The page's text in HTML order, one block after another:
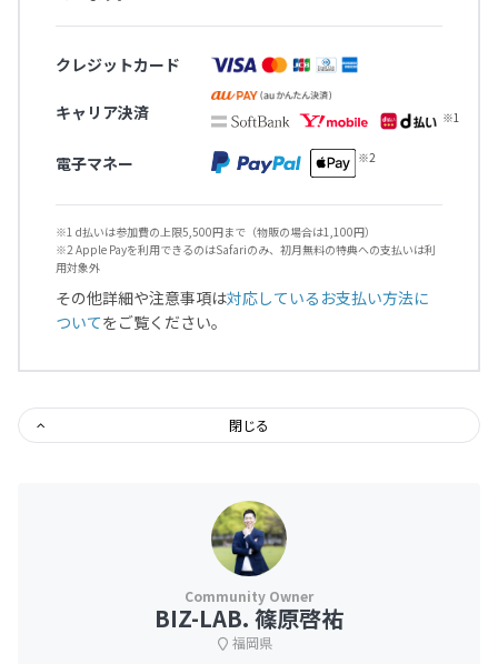
クレジットカード
キャリア決済
電子マネー
※1 d払いは参加費の上限5,500円まで（物販の場合は1,100円）
※2 Apple Payを利用できるのはSafariのみ、初月無料の特典への支払いは利
用対象外
その他詳細や注意事項は対応しているお支払い方法に
ついてをご覧ください。
閉じる
BIZ-LAB. 篠原啓祐
福岡県